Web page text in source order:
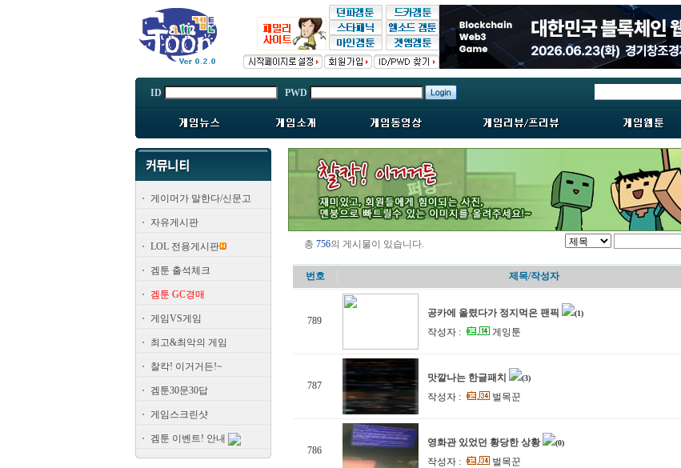
ID PWD
게이머가 말한다/신문고
자유게시판
LOL 전용게시판
겜툰 출석체크
겜툰 GC경매
게임VS게임
최고&최악의 게임
찰칵! 이거거든!~
겜툰30문30답
게임스크린샷
겜툰 이벤트! 안내
총 756의 게시물이 있습니다.
번호 제목/작성자
789
공카에 올렸다가 정지먹은 팬픽 (1)
작성자 : 게잉툰
787
맛깔나는 한글패치 (3)
작성자 : 벌목꾼
786
영화관 있었던 황당한 상황 (0)
작성자 : 벌목꾼